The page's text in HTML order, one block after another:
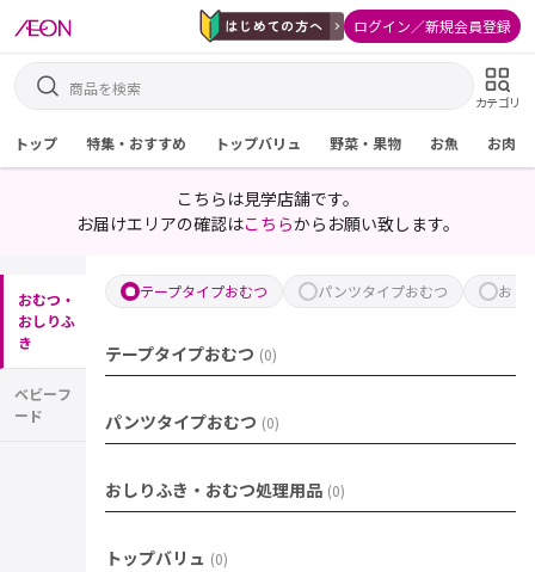
ログイン／新規会員登録
カテゴリ
トップ 特集・おすすめ トップバリュ 野菜・果物 お魚 お肉
こちらは見学店舗です。
お届けエリアの確認はこちらからお願い致します。
おむつ・
おしりふ
き
ベビーフ
ード
テープタイプおむつ パンツタイプおむつ おし
テープタイプおむつ (0)
パンツタイプおむつ (0)
おしりふき・おむつ処理用品 (0)
トップバリュ (0)